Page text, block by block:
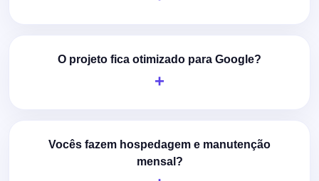
O projeto fica otimizado para Google?
Vocês fazem hospedagem e manutenção
mensal?